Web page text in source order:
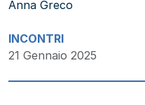
Anna Greco
INCONTRI
21 Gennaio 2025